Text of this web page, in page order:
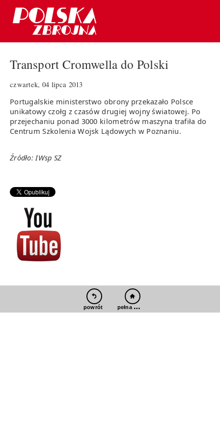
Transport Cromwella do Polski
czwartek, 04 lipca 2013
Portugalskie ministerstwo obrony przekazało Polsce
unikatowy czołg z czasów drugiej wojny światowej. Po
przejechaniu ponad 3000 kilometrów maszyna trafiła do
Centrum Szkolenia Wojsk Lądowych w Poznaniu.
Źródło: IWsp SZ
powrót pełna wersja